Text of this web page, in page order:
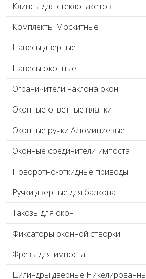
Клипсы для стеклопакетов
Комплекты Москитные
Навесы дверные
Навесы оконные
Ограничители наклона окон
Оконные ответные планки
Оконные ручки Алюминиевые
Оконные соединители импоста
Поворотно-откидные приводы
Ручки дверные для балкона
Такозы для окон
Фиксаторы оконной створки
Фрезы для импоста
Цилиндры дверные